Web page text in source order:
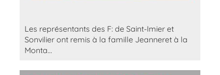
Les représentants des F: de Saint-Imier et
Sonvilier ont remis à la famille Jeanneret à la
Monta...